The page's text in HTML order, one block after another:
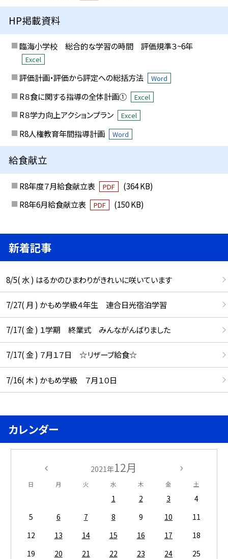
HP掲載資料
臨海小学校 総合的な学習の時間 評価規準３~6年
Excel
評価計画・評価から評定への総括方法 Word
R８食に関する指導の全体計画① Excel
R８学力向上アクションプラン Excel
R8人権教育年間指導計画 Word
給食献立
R8年度７月給食献立表 PDF
(364 KB)
R8年6月給食献立表
PDF (150 KB)
新着記事
8/5( 水 ) はるかのひまわりがきれいに咲いています
7/27( 月 ) かもめ学級４年生 連合日光宿泊学習
7/17( 金 ) １学期 終業式 みんながんばりました
7/17( 金 ) ７月１７日 ☆リザーブ給食☆
7/16( 木 ) かもめ学級 ７月１０日
カレンダー
2021年12月
日 月 火 水 木 金 土
1 2 3
4
5
6 7 8 9 10
11
12
13 14 15 16 17
18
19
20 21 22 23 24
25